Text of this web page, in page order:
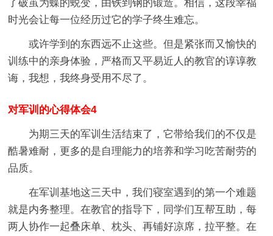
了破茧为蝶的蜕变，由铁到钢的锻造。相信，这段幸福
时光会让每一位经历过它的学子终生难忘。
或许学到的东西远不止这些。但是紧张而又愉快的
训练中的亲身体验，严格而又平易近人的教官的谆谆教
诲，我想，我终身受用不尽了。
对军训的心得体会4
为期三天的军训生活结束了，它带给我们的不仅是
酷暑难耐，更多的是自理能力的培养和学习吃苦耐劳的
品质。
在军训基地这三天中，我们寝室遇到的第一个难题
就是内务整理。在教官的指导下，同学们互帮互助，每
两人协作一起叠床单、枕头、再铺好凉席，拉平整。在